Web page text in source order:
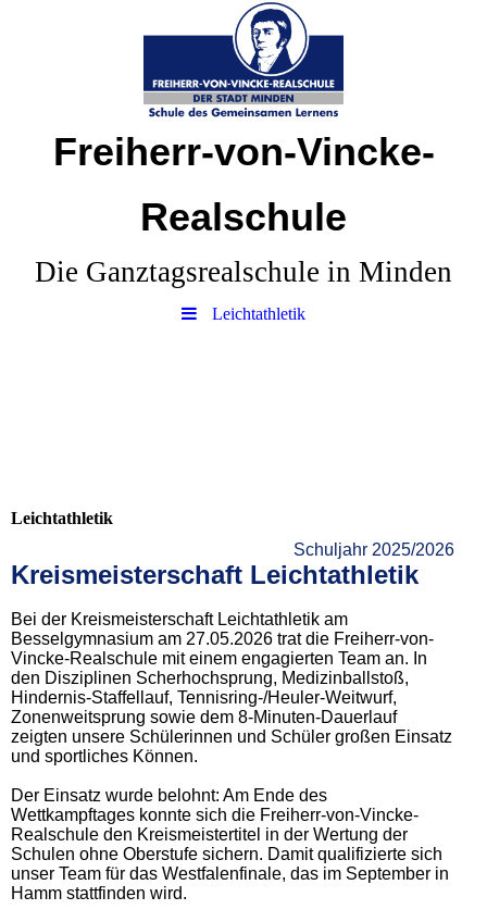
Freiherr-von-Vincke-
Realschule
Die Ganztagsrealschule in Minden
Leichtathletik
Leichtathletik
Schuljahr 2025/2026
Kreismeisterschaft Leichtathletik
Bei der Kreismeisterschaft Leichtathletik am
Besselgymnasium am 27.05.2026 trat die Freiherr-von-
Vincke-Realschule mit einem engagierten Team an. In
den Disziplinen Scherhochsprung, Medizinballstoß,
Hindernis-Staffellauf, Tennisring-/Heuler-Weitwurf,
Zonenweitsprung sowie dem 8-Minuten-Dauerlauf
zeigten unsere Schülerinnen und Schüler großen Einsatz
und sportliches Können.
Der Einsatz wurde belohnt: Am Ende des
Wettkampftages konnte sich die Freiherr-von-Vincke-
Realschule den Kreismeistertitel in der Wertung der
Schulen ohne Oberstufe sichern. Damit qualifizierte sich
unser Team für das Westfalenfinale, das im September in
Hamm stattfinden wird.